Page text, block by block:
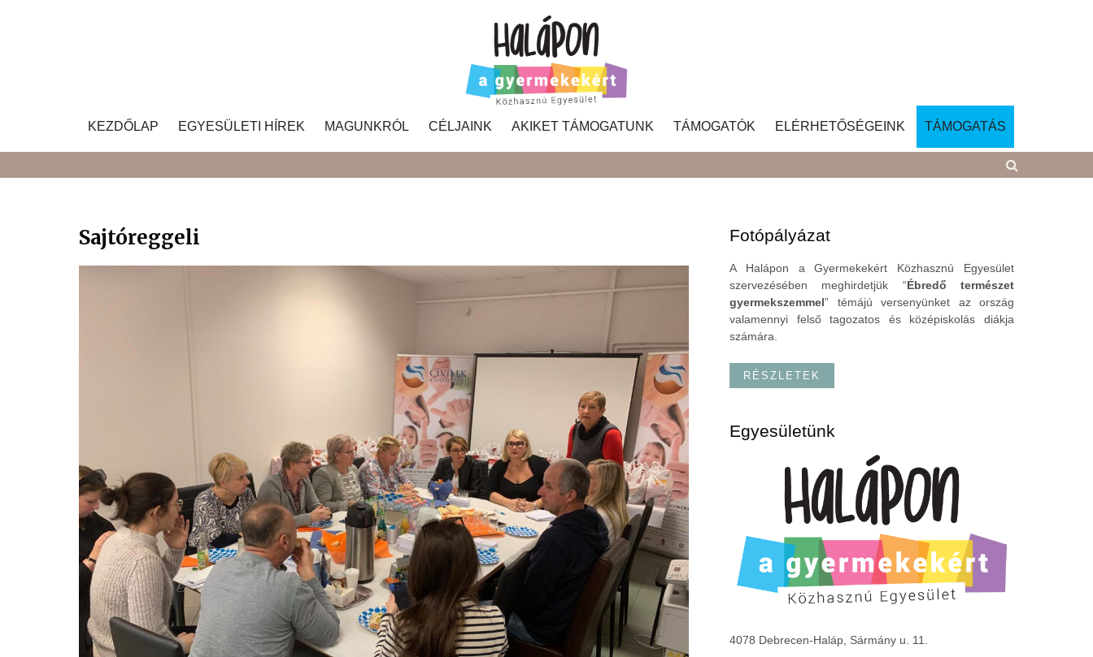
KEZDŐLAP EGYESÜLETI HÍREK MAGUNKRÓL CÉLJAINK AKIKET TÁMOGATUNK TÁMOGATÓK ELÉRHETŐSÉGEINK TÁMOGATÁS
Sajtóreggeli Fotópályázat
A Halápon a Gyermekekért Közhasznú Egyesület
szervezésében meghirdetjük “Ébredő természet
gyermekszemmel” témájú versenyünket az ország
valamennyi felső tagozatos és középiskolás diákja
számára.
RÉSZLETEK
Egyesületünk
4078 Debrecen-Haláp, Sármány u. 11.